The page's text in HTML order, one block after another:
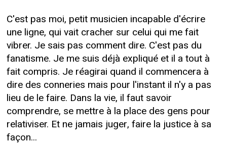
C'est pas moi, petit musicien incapable d'écrire
une ligne, qui vait cracher sur celui qui me fait
vibrer. Je sais pas comment dire. C'est pas du
fanatisme. Je me suis déjà expliqué et il a tout à
fait compris. Je réagirai quand il commencera à
dire des conneries mais pour l'instant il n'y a pas
lieu de le faire. Dans la vie, il faut savoir
comprendre, se mettre à la place des gens pour
relativiser. Et ne jamais juger, faire la justice à sa
façon...